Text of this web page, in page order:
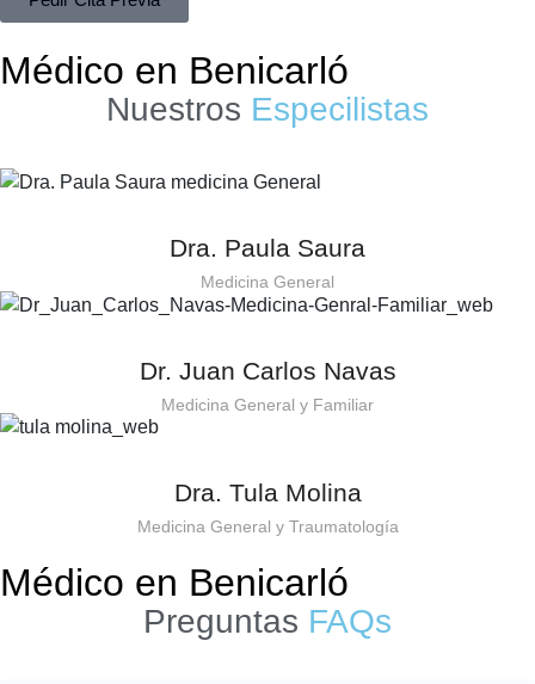
Médico en Benicarló
Nuestros Especilistas
Dra. Paula Saura
Medicina General
Dr. Juan Carlos Navas
Medicina General y Familiar
Dra. Tula Molina
Medicina General y Traumatología
Médico en Benicarló
Preguntas FAQs